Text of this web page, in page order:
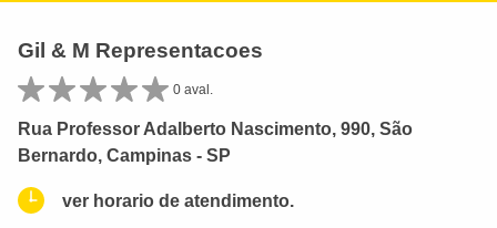
Gil & M Representacoes
0 aval.
Rua Professor Adalberto Nascimento, 990, São
Bernardo, Campinas - SP
ver horario de atendimento.